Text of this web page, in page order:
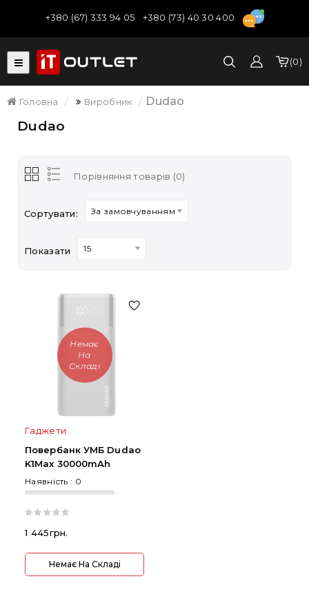
+380 (67) 333 94 05 +380 (73) 40 30 400
0
Головна Виробник Dudao
Dudao
Порівняння товарів (0)
Сортувати: За замовчуванням
Показати 15
Немає
На
Складі
Гаджети
Повербанк УМБ Dudao
K1Max 30000mAh
Наявність : 0
1 445грн.
Немає На Складі